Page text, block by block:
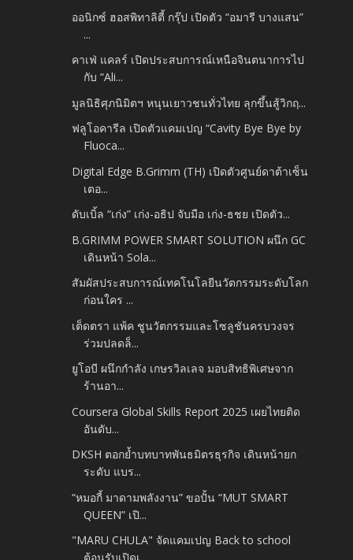
ออนิกซ์ ฮอสพิทาลิตี้ กรุ๊ป เปิดตัว “อมารี บางแสน”
...
คาเฟ่ แคลร์ เปิดประสบการณ์เหนือจินตนาการไป
กับ “Ali...
มูลนิธิศุภนิมิตฯ หนุนเยาวชนทั่วไทย ลุกขึ้นสู้วิกฤ...
ฟลูโอคารีล เปิดตัวแคมเปญ “Cavity Bye Bye by
Fluoca...
Digital Edge B.Grimm (TH) เปิดตัวศูนย์ดาต้าเซ็น
เตอ...
ดับเบิ้ล “เก่ง” เก่ง-อธิป จับมือ เก่ง-ธชย เปิดตัว...
B.GRIMM POWER SMART SOLUTION ผนึก GC
เดินหน้า Sola...
สัมผัสประสบการณ์เทคโนโลยีนวัตกรรมระดับโลก
ก่อนใคร ...
เต็ดตรา แพ้ค ชูนวัตกรรมและโซลูชันครบวงจร
ร่วมปลดล็...
ยูโอบี ผนึกกำลัง เกษรวิลเลจ มอบสิทธิพิเศษจาก
ร้านอา...
Coursera Global Skills Report 2025 เผยไทยติด
อันดับ...
DKSH ตอกย้ำบทบาทพันธมิตรธุรกิจ เดินหน้ายก
ระดับ แบร...
“หมอกี้ มาดามพลังงาน” ขอปั้น “MUT SMART
QUEEN” เปิ...
"MARU CHULA" จัดแคมเปญ Back to school